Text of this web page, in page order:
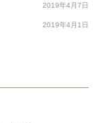
2019年4月7日
2019年4月1日